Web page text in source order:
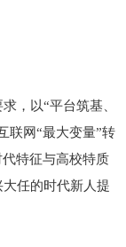
，以“平台筑基、
联网“最大变量”转
特征与高校特质
任的时代新人提